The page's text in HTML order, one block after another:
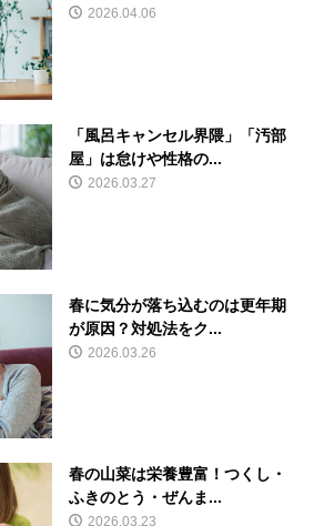
2026.04.06
「風呂キャンセル界隈」「汚部
屋」は怠けや性格の...
2026.03.27
春に気分が落ち込むのは更年期
が原因？対処法をク...
2026.03.26
春の山菜は栄養豊富！つくし・
ふきのとう・ぜんま...
2026.03.23